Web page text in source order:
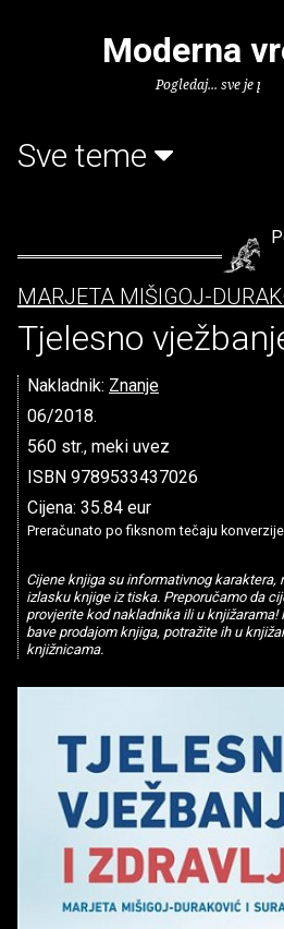
Moderna
Pogledaj... sve je
Sve teme
MARJETA MIŠIGOJ-
Tjelesno
Nakladnik: Znanje
06/2018.
560 str., meki uvez
ISBN 9789533437026
Cijena: 35.84 eur
Preračunato po fiksnom tečaju
Cijene knjiga su informativnog karaktera,
izlasku knjige iz tiska. Preporučamo da
provjerite kod nakladnika ili u knjižarama!
bave prodajom knjiga, potražite ih u
knjižnicama.